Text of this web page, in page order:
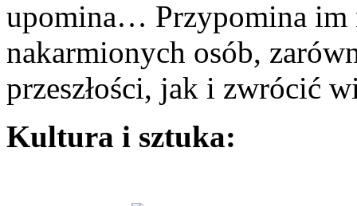
upomina… Przypomina im
nakarmionych osób,
przeszłości, jak i zwrócić
Kultura i sztuka: